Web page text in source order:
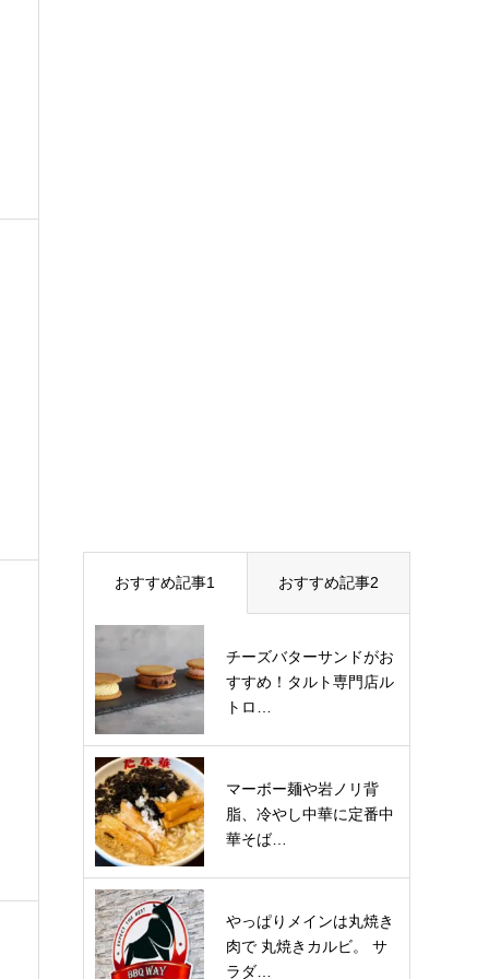
おすすめ記事1 おすすめ記事2
チーズバターサンドがお
すすめ！タルト専門店ル
トロ…
マーボー麺や岩ノリ背
脂、冷やし中華に定番中
華そば…
やっぱりメインは丸焼き
肉で 丸焼きカルビ。 サ
ラダ…